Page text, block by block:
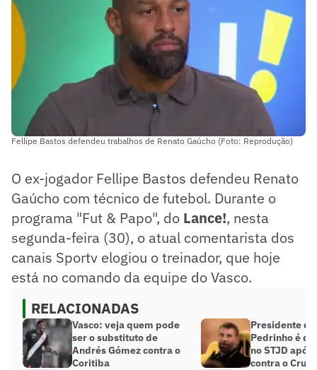
Fellipe Bastos defendeu trabalhos de Renato Gaúcho (Foto: Reprodução)
O ex-jogador Fellipe Bastos defendeu Renato
Gaúcho com técnico de futebol. Durante o
programa "Fut & Papo", do Lance!, nesta
segunda-feira (30), o atual comentarista dos
canais Sportv elogiou o treinador, que hoje
está no comando da equipe do Vasco.
RELACIONADAS
Vasco: veja quem pode
ser o substituto de
Andrés Gómez contra o
Coritiba
Presidente do
Pedrinho é
no STJD após
contra o